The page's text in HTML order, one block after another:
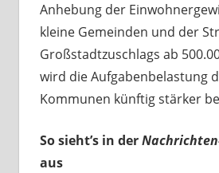
Anhebung der
kleine Gemeinden und der
Großstadtzuschlags ab
wird die Aufgabenbelastung
Kommunen künftig stärker
So sieht’s in der
aus